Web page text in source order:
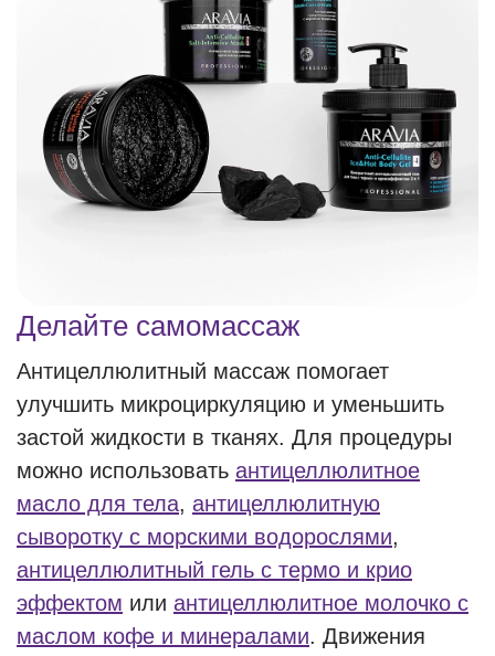
Делайте самомассаж
Антицеллюлитный массаж помогает
улучшить микроциркуляцию и уменьшить
застой жидкости в тканях. Для процедуры
можно использовать антицеллюлитное
масло для тела, антицеллюлитную
сыворотку с морскими водорослями,
антицеллюлитный гель с термо и крио
эффектом или антицеллюлитное молочко с
маслом кофе и минералами. Движения